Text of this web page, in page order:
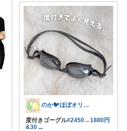
のか🐦ほぼオリ写‎🤍7日🙏✨
度付きゴーグル#2450→1880円
&30 ...